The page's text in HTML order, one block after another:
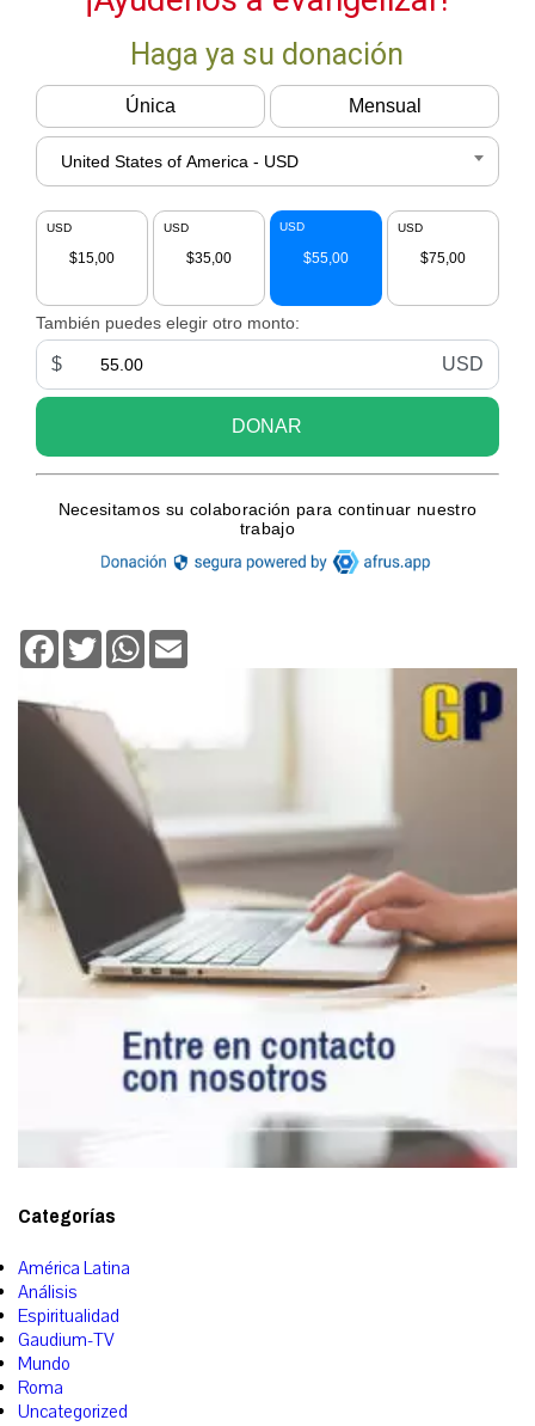
Facebook
TwitterWhatsApp
Categorías
América Latina
Análisis
Espiritualidad
Gaudium-TV
Mundo
Roma
Uncategorized